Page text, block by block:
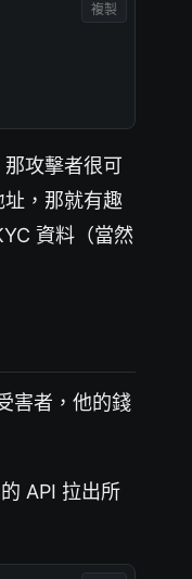
複製
攻擊者很可
，那就有趣
資料（當然
害者，他的錢
API 拉出所